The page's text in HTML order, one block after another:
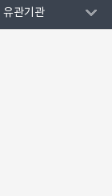
유관기관